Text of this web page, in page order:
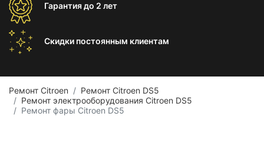
Гарантиядо 2 лет
Скидки постоянным клиентам
Ремонт Citroen
Ремонт Citroen DS5
Ремонт электрооборудования Citroen DS5
Ремонт фары Citroen DS5